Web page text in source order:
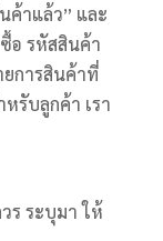
ค้าแล้ว” และ
อ รหัสสินค้า
การสินค้าที่
รับลูกค้า เรา
ร ระบุมา ให้